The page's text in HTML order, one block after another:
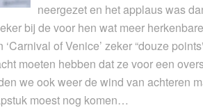
neergezet en het applaus was
bij de voor hen wat meer
of Venice’ zeker “douze
moeten hebben dat ze voor een
we ook weer de wind van achteren
moest nog komen…